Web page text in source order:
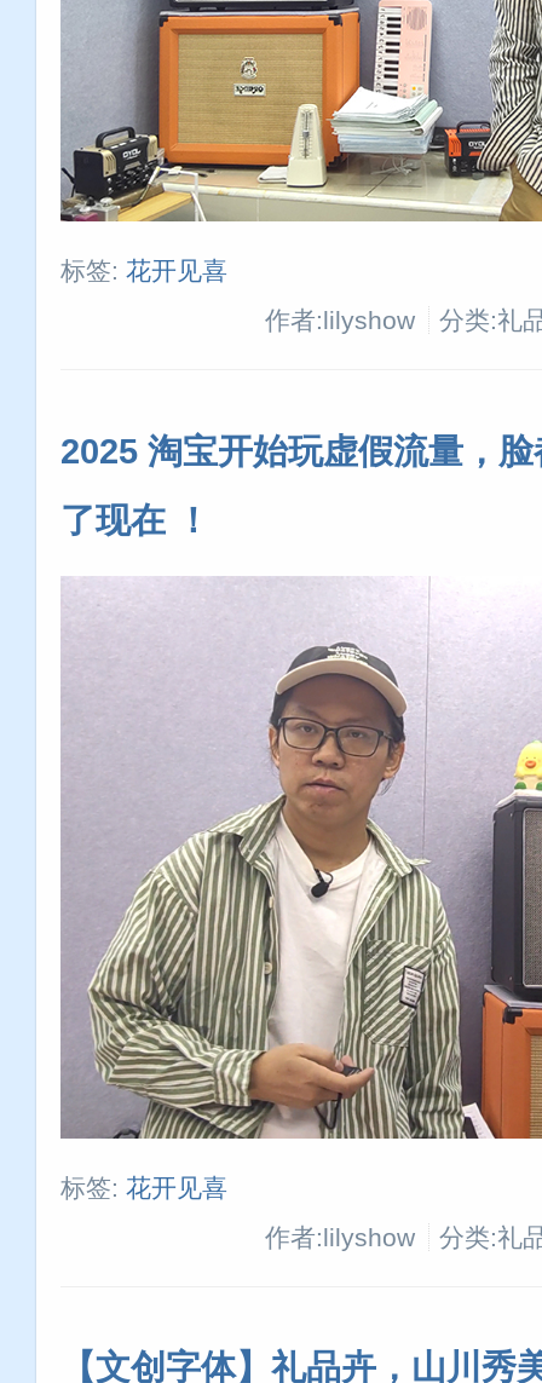
标签: 花开见喜
作者:lilyshow
分类:礼
2025 淘宝开始玩虚假流量，
了现在 ！
标签: 花开见喜
作者:lilyshow
分类:礼
【文创字体】礼品卉，山川秀